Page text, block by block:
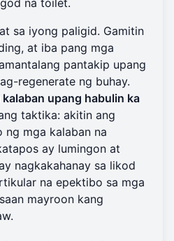
na toilet.
sa iyong paligid. Gamitin
at iba pang mga
pantakip upang
regenerate ng buhay.
upang habulin ka
taktika: akitin ang
ng mga kalaban na
ay lumingon at
nagkakahanay sa likod
na epektibo sa mga
mayroon kang